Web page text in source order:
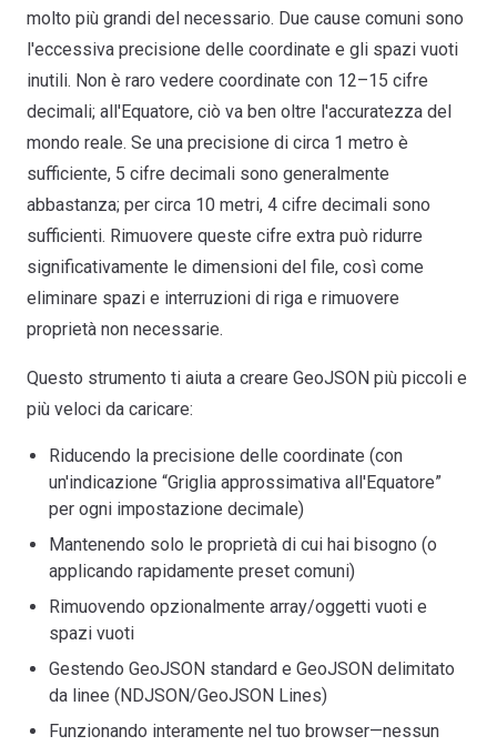
molto più grandi del necessario. Due cause comuni sono
l'eccessiva precisione delle coordinate e gli spazi vuoti
inutili. Non è raro vedere coordinate con 12–15 cifre
decimali; all'Equatore, ciò va ben oltre l'accuratezza del
mondo reale. Se una precisione di circa 1 metro è
sufficiente, 5 cifre decimali sono generalmente
abbastanza; per circa 10 metri, 4 cifre decimali sono
sufficienti. Rimuovere queste cifre extra può ridurre
significativamente le dimensioni del file, così come
eliminare spazi e interruzioni di riga e rimuovere
proprietà non necessarie.
Questo strumento ti aiuta a creare GeoJSON più piccoli e
più veloci da caricare:
Riducendo la precisione delle coordinate (con
un'indicazione “Griglia approssimativa all'Equatore”
per ogni impostazione decimale)
Mantenendo solo le proprietà di cui hai bisogno (o
applicando rapidamente preset comuni)
Rimuovendo opzionalmente array/oggetti vuoti e
spazi vuoti
Gestendo GeoJSON standard e GeoJSON delimitato
da linee (NDJSON/GeoJSON Lines)
Funzionando interamente nel tuo browser—nessun